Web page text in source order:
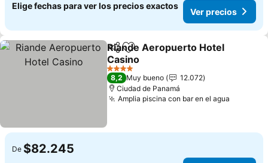
Elige fechas para ver los precios exactos
Ver precios
CompartirAgregar a favoritos
Riande Aeropuerto Hotel
Casino
Ver precios
4 Estrellas
8,2 Muy bueno
12.072
Ciudad de Panamá
Amplia piscina con bar en el agua
De $82.245